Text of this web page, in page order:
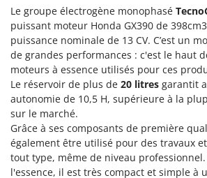
Lave-vitres
Lieuses électriques pour vignes
M
Machines à pâtes
Machines pour la
Machines sous vide
Motobineuses
EuroMech
Eurosystems
F
FAC
Fama Industrie
Famag
Famur
FARMER
FBC
Le groupe électrogène monophasé
puissant moteur Honda GX390 de
puissance nominale de 13 CV. C’est un
de grandes performances : c'est le haut
moteurs à essence utilisés pour ces
Le réservoir de plus de 20 litres garantit
autonomie de 10,5 H, supérieure à la
sur le marché.
Grâce à ses composants de première
également être utilisé pour des travaux
tout type, même de niveau
l'essence, il est très compact et simple à